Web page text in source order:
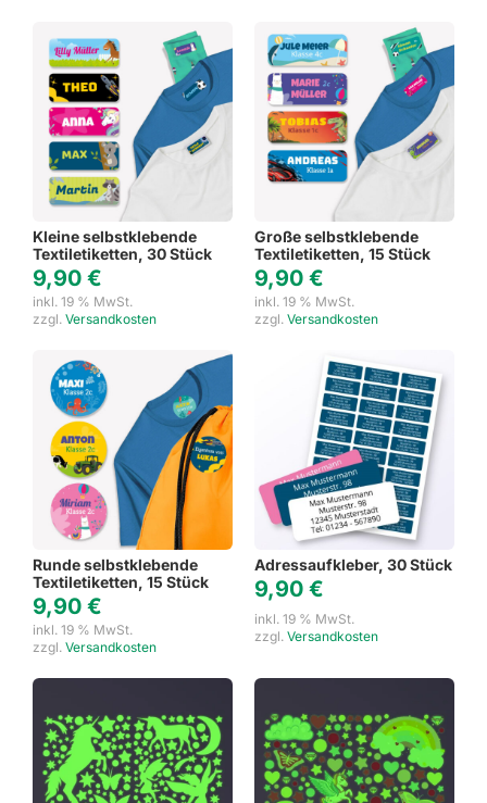
Kleine selbstklebende
Textiletiketten, 30 Stück
9,90 €
inkl. 19 % MwSt.
zzgl. Versandkosten
Große selbstklebende
Textiletiketten, 15 Stück
9,90 €
inkl. 19 % MwSt.
zzgl. Versandkosten
Runde selbstklebende
Textiletiketten, 15 Stück
9,90 €
inkl. 19 % MwSt.
zzgl. Versandkosten
Adressaufkleber, 30 Stück
9,90 €
inkl. 19 % MwSt.
zzgl. Versandkosten